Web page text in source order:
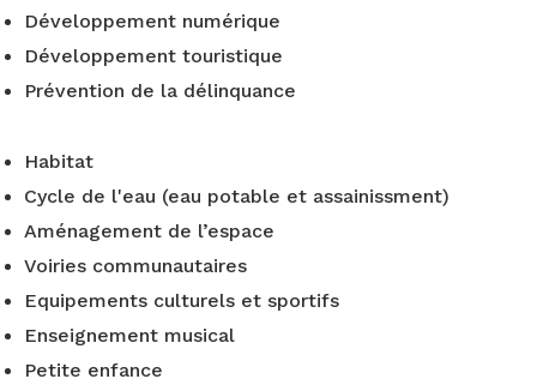
Développement numérique
Développement touristique
Prévention de la délinquance
Habitat
Cycle de l'eau (eau potable et assainissment)
Aménagement de l’espace
Voiries communautaires
Equipements culturels et sportifs
Enseignement musical
Petite enfance